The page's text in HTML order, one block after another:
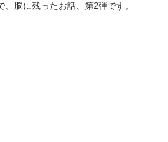
、脳に残ったお話、第2弾です。